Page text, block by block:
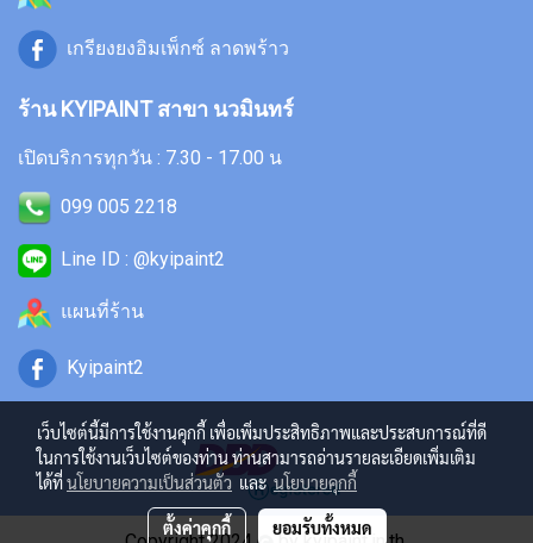
เกรียงยงอิมเพ็กซ์ ลาดพร้าว
ร้าน KYIPAINT สาขา นวมินทร์
เปิดบริการทุกวัน : 7.30 - 17.00 น
099 005 2218
Line ID : @kyipaint2
แผนที่ร้าน
Kyipaint2
เว็บไซต์นี้มีการใช้งานคุกกี้ เพื่อเพิ่มประสิทธิภาพและประสบการณ์ที่ดี
ในการใช้งานเว็บไซต์ของท่าน ท่านสามารถอ่านรายละเอียดเพิ่มเติม
ได้ที่นโยบายความเป็นส่วนตัว และนโยบายคุกกี้
ตั้งค่าคุกกี้ ยอมรับทั้งหมด